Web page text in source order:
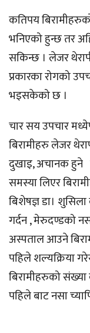
कतिपय
भनिएको हुन्छ तर
सकिन्छ । लेजर
प्रकारका रोगको
भइसकेको छ ।
चार सय उपचार
बिरामीहरु लेजर
दुखाइ, अचानक हुने
समस्या लिएर
बिशेषज्ञ डा।
गर्दन , मेरुदण्डको
अस्पताल आउने
पहिले शल्यक्रिया
बिरामीहरुको
पहिले बाट नसा